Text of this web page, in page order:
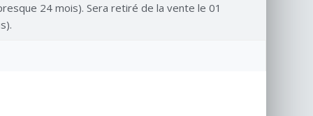
24 mois). Sera retiré de la vente le 01